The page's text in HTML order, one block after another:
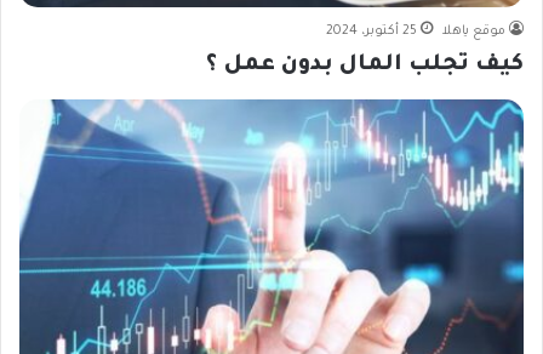
موقع ياهلا 25 أكتوبر، 2024
كيف تجلب المال بدون عمل ؟